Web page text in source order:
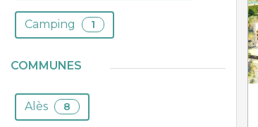
Camping 1
COMMUNES
Alès 8